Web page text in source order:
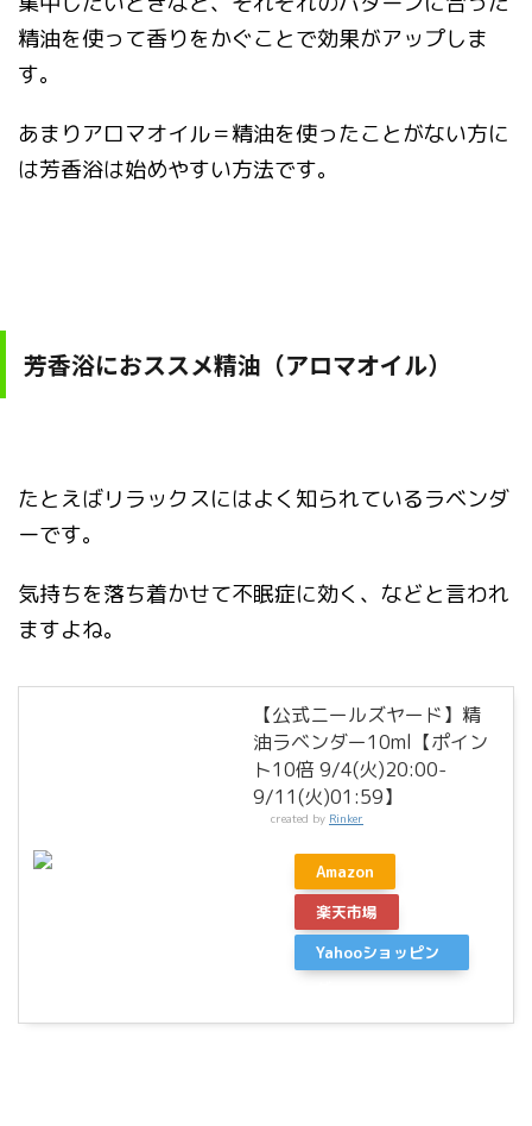
精油を使って香りをかぐことで効果がアップしま
す。
あまりアロマオイル＝精油を使ったことがない方に
は芳香浴は始めやすい方法です。
芳香浴におススメ精油（アロマオイル）
たとえばリラックスにはよく知られているラベンダ
ーです。
気持ちを落ち着かせて不眠症に効く、などと言われ
ますよね。
【公式ニールズヤード】精
油ラベンダー10ml【ポイン
ト10倍 9/4(火)20:00-
9/11(火)01:59】
created by Rinker
Amazon
楽天市場
Yahooショッピン